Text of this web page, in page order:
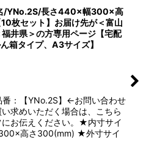
/YNo.2S/長さ440×幅300×高
枚セット】お届け先が＜富山
井県＞の方専用ページ【宅配
箱タイプ、A3サイズ】
：【YNo.2S】←お問い合わせ
求めいただく場合は、こちら
お伝えください。★内寸サイ
高さ300(mm) ★外寸サイ